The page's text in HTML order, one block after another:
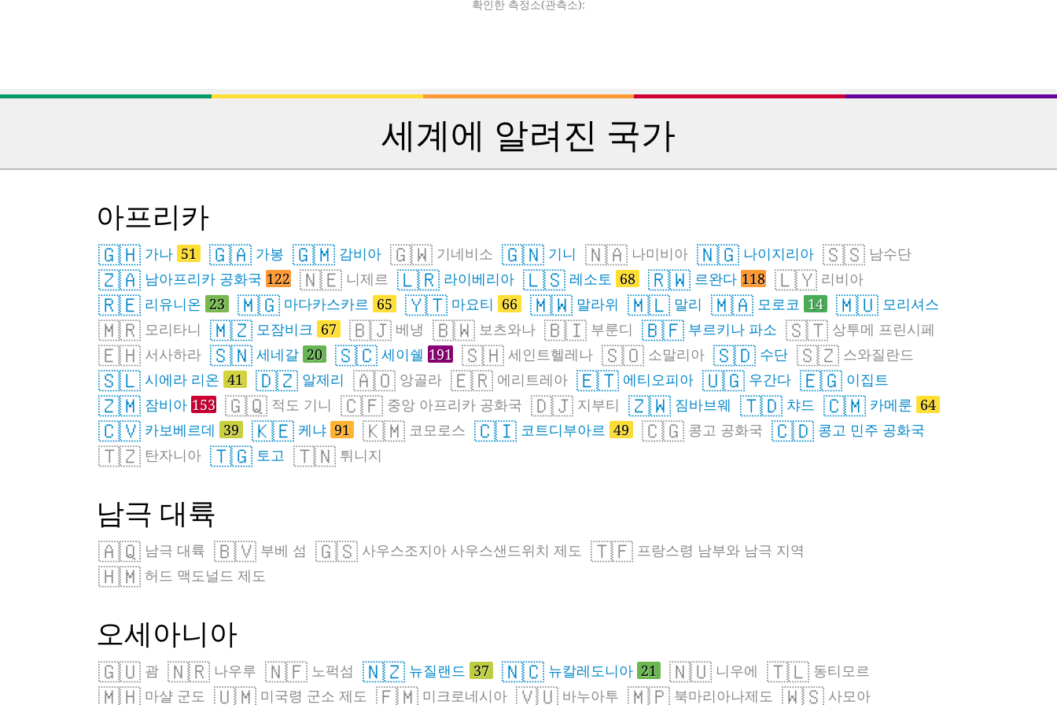
확인한 측정소(관측소):
세계에 알려진 국가
아프리카
🇬🇭 가나 51 🇬🇦 가봉 🇬🇲 감비아 🇬🇼 기네비소 🇬🇳 기니 🇳🇦 나미비아 🇳🇬 나이지리아 🇸🇸 남수단
🇿🇦 남아프리카 공화국 122 🇳🇪 니제르 🇱🇷 라이베리아 🇱🇸 레소토 68 🇷🇼 르완다 118 🇱🇾 리비아
🇷🇪 리유니온 23 🇲🇬 마다카스카르 65 🇾🇹 마요티 66 🇲🇼 말라위 🇲🇱 말리 🇲🇦 모로코 14 🇲🇺 모리셔스
🇲🇷 모리타니 🇲🇿 모잠비크 67 🇧🇯 베냉 🇧🇼 보츠와나 🇧🇮 부룬디 🇧🇫 부르키나 파소 🇸🇹 상투메 프린시페
🇪🇭 서사하라 🇸🇳 세네갈 20 🇸🇨 세이쉘 191 🇸🇭 세인트헬레나 🇸🇴 소말리아 🇸🇩 수단 🇸🇿 스와질란드
🇸🇱 시에라 리온 41 🇩🇿 알제리 🇦🇴 앙골라 🇪🇷 에리트레아 🇪🇹 에티오피아 🇺🇬 우간다 🇪🇬 이집트
🇿🇲 잠비아 153 🇬🇶 적도 기니 🇨🇫 중앙 아프리카 공화국 🇩🇯 지부티 🇿🇼 짐바브웨 🇹🇩 챠드 🇨🇲 카메룬 64
🇨🇻 카보베르데 39 🇰🇪 케냐 91 🇰🇲 코모로스 🇨🇮 코트디부아르 49 🇨🇬 콩고 공화국 🇨🇩 콩고 민주 공화국
🇹🇿 탄자니아 🇹🇬 토고 🇹🇳 튀니지
남극 대륙
🇦🇶 남극 대륙 🇧🇻 부베 섬 🇬🇸 사우스조지아 사우스샌드위치 제도 🇹🇫 프랑스령 남부와 남극 지역
🇭🇲 허드 맥도널드 제도
오세아니아
🇬🇺 괌 🇳🇷 나우루 🇳🇫 노퍽섬 🇳🇿 뉴질랜드 37 🇳🇨 뉴칼레도니아 21 🇳🇺 니우에 🇹🇱 동티모르
🇲🇭 마샬 군도 🇺🇲 미국령 군소 제도 🇫🇲 미크로네시아 🇻🇺 바누아투 🇲🇵 북마리아나제도 🇼🇸 사모아